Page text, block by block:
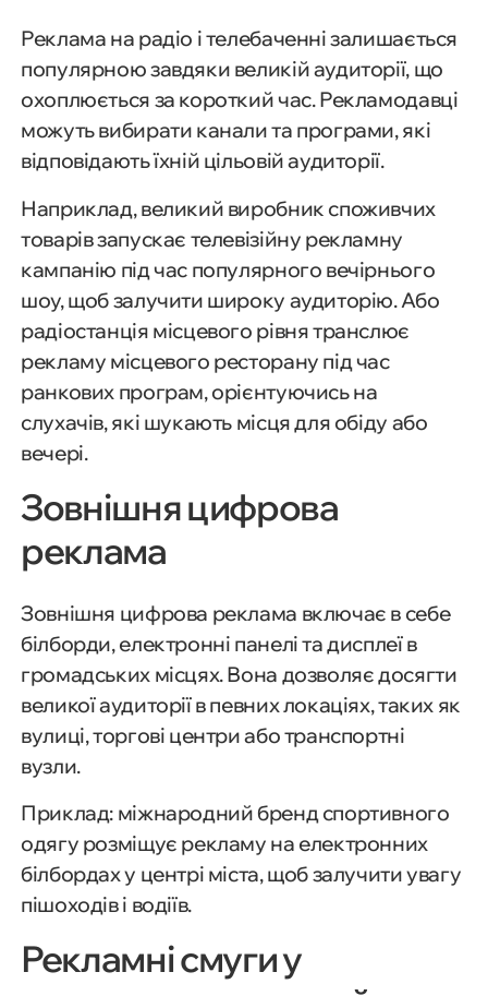
Реклама на радіо і телебаченні залишається
популярною завдяки великій аудиторії, що
охоплюється за короткий час. Рекламодавці
можуть вибирати канали та програми, які
відповідають їхній цільовій аудиторії.
Наприклад, великий виробник споживчих
товарів запускає телевізійну рекламну
кампанію під час популярного вечірнього
шоу, щоб залучити широку аудиторію. Або
радіостанція місцевого рівня транслює
рекламу місцевого ресторану під час
ранкових програм, орієнтуючись на
слухачів, які шукають місця для обіду або
вечері.
Зовнішня цифрова
реклама
Зовнішня цифрова реклама включає в себе
білборди, електронні панелі та дисплеї в
громадських місцях. Вона дозволяє досягти
великої аудиторії в певних локаціях, таких як
вулиці, торгові центри або транспортні
вузли.
Приклад: міжнародний бренд спортивного
одягу розміщує рекламу на електронних
білбордах у центрі міста, щоб залучити увагу
пішоходів і водіїв.
Рекламні смуги у